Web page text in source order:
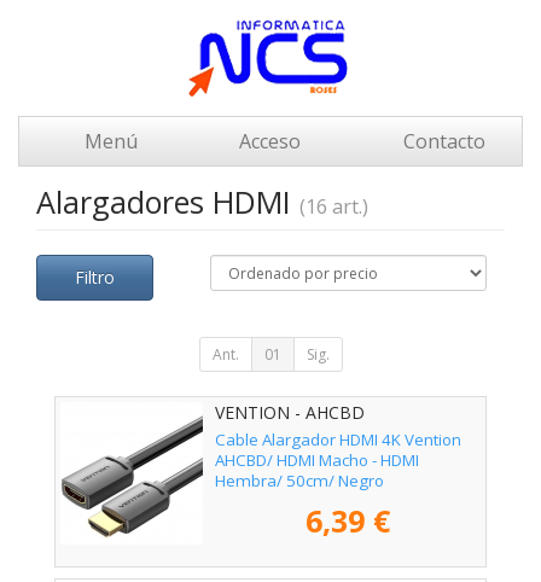
Menú Acceso Contacto
Alargadores HDMI (16 art.)
Filtro
Ant. 01 Sig.
VENTION - AHCBD
Cable Alargador HDMI 4K Vention
AHCBD/ HDMI Macho - HDMI
Hembra/ 50cm/ Negro
6,39 €